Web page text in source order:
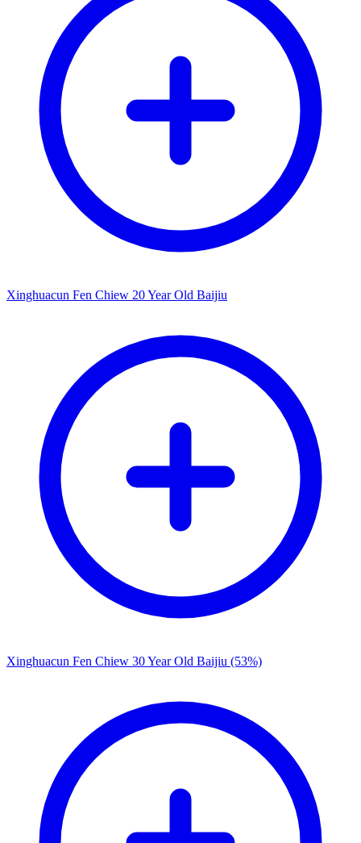
Xinghuacun Fen Chiew 20 Year Old Baijiu
Xinghuacun Fen Chiew 30 Year Old Baijiu (53%)